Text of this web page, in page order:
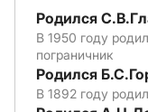
Родился
В 1950 году
пограничник
Родился
В 1892 году